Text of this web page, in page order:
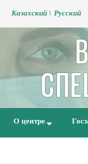
Kазахский \ Русский
О центре